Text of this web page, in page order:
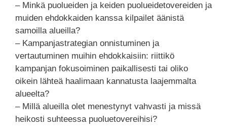
– Minkä puolueiden ja keiden puolueidetovereiden ja
muiden ehdokkaiden kanssa kilpailet äänistä
samoilla alueilla?
– Kampanjastrategian onnistuminen ja
vertautuminen muihin ehdokkaisiin: riittikö
kampanjan fokusoiminen paikallisesti tai oliko
oikein lähteä haalimaan kannatusta laajemmalta
alueelta?
– Millä alueilla olet menestynyt vahvasti ja missä
heikosti suhteessa puoluetovereihisi?